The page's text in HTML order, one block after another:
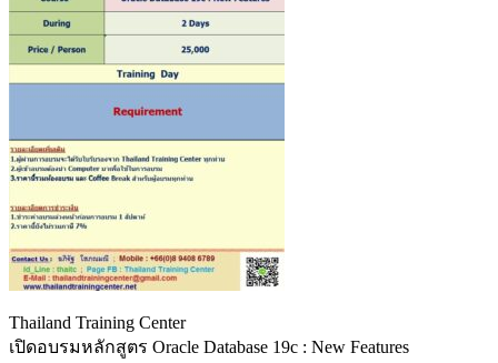
Thailand Training Center
เปิดอบรมหลักสูตร Oracle Database 19c : New Features